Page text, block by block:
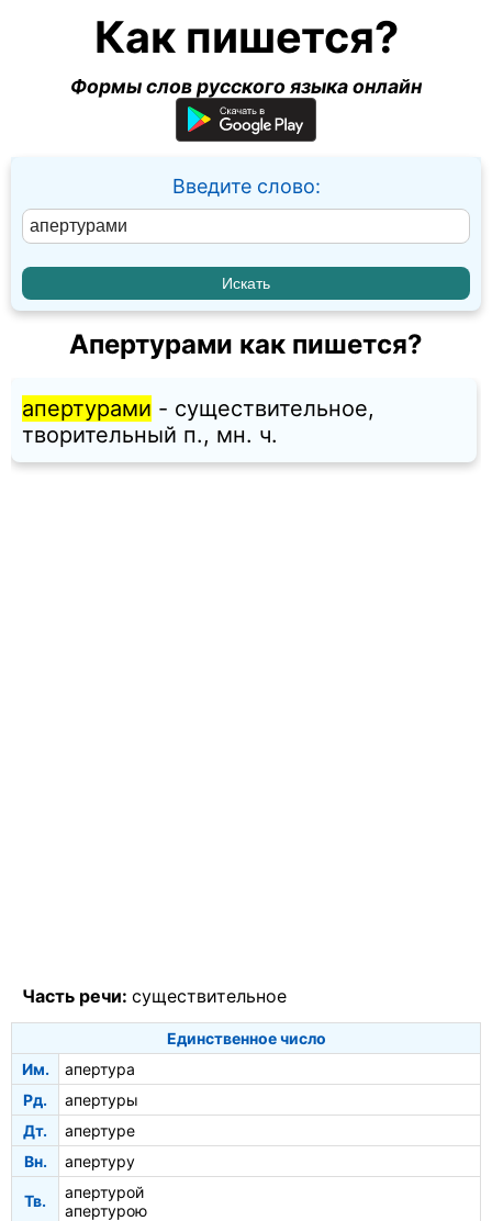
Как пишется?
Формы слов русского языка онлайн
Введите слово:
Апертурами как пишется?
апертурами - существительное,
творительный п., мн. ч.
Часть речи: существительное
Единственное число
Им.
апертура
Рд.
апертуры
Дт.
апертуре
Вн.
апертуру
Тв.
апертурой
апертурою